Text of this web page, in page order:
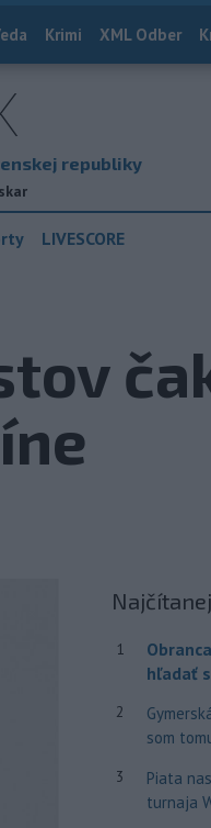
Krimi XML Odber
republiky
LIVESCORE
1
hľadať
2
som
3
Piata
turnaja